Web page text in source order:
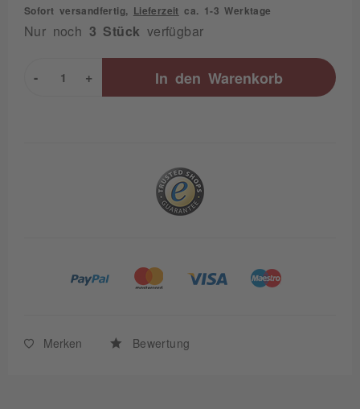
Sofort versandfertig, Lieferzeit ca. 1-3 Werktage
Nur noch 3 Stück verfügbar
+
- In den Warenkorb
Merken Bewertung